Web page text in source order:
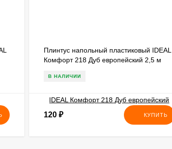
Плинтус напольный пластиковый IDEAL
Комфорт 218 Дуб европейский 2,5 м
В НАЛИЧИИ
120₽ КУПИТЬ